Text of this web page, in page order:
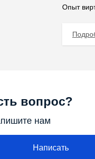
Опыт
вопрос?
нам
Написать